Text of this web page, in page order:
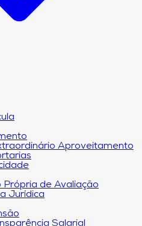
Aproveitamento
Própria de Avaliação
Jurídica
Salarial